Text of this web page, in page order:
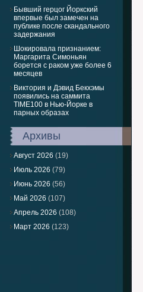
Бывший герцог Йоркский
впервые был замечен на
публике после скандального
задержания
Шокировала признанием:
Маргарита Симоньян
борется с раком уже более 6
месяцев
Виктория и Дэвид Бекхэмы
появились на саммита
TIME100 в Нью-Йорке в
парных образах
Архивы
Август 2026 (19)
Июль 2026 (79)
Июнь 2026 (56)
Май 2026 (107)
Апрель 2026 (108)
Март 2026 (123)